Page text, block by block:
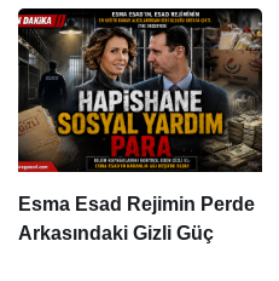
Esma Esad Rejimin Perde
Arkasındaki Gizli Güç